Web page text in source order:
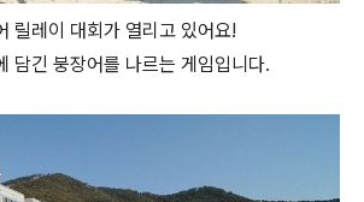
릴레이 대회가 열리고 있어요!
담긴 붕장어를 나르는 게임입니다.